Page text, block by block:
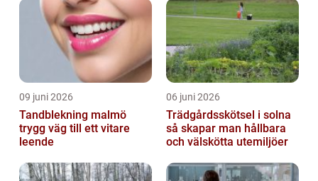
09 juni 2026
Tandblekning malmö
trygg väg till ett vitare
leende
06 juni 2026
Trädgårdsskötsel i solna
så skapar man hållbara
och välskötta utemiljöer